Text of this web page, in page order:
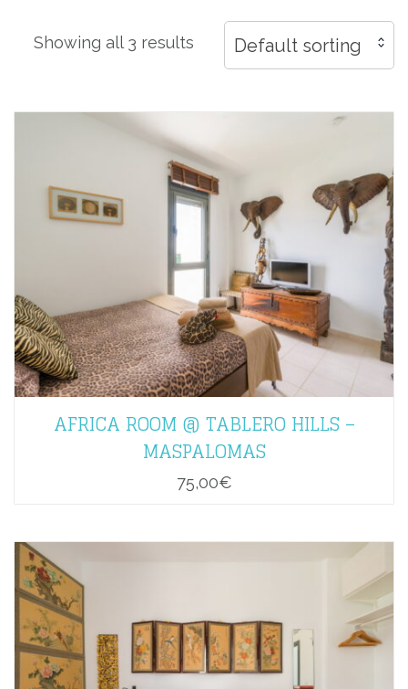
Showing all 3 results Default sorting
AFRICA ROOM @ TABLERO HILLS –
MASPALOMAS
75,00€